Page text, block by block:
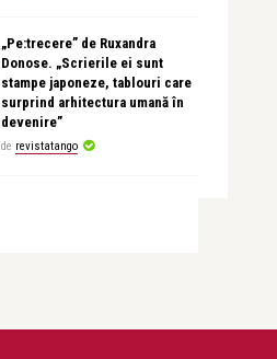
„Pe:trecere” de Ruxandra
Donose. „Scrierile ei sunt
stampe japoneze, tablouri care
surprind arhitectura umană în
devenire”
de revistatango